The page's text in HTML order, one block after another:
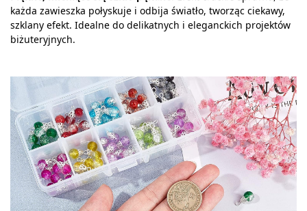
każda zawieszka połyskuje i odbija światło, tworząc ciekawy,
szklany efekt. Idealne do delikatnych i eleganckich projektów
biżuteryjnych.